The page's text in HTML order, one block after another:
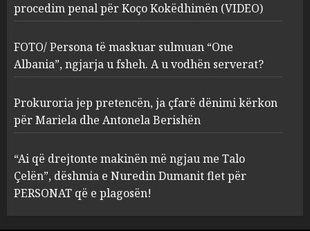
4
Prokuroria jep pretencën, ja
çfarë dënimi kërkon për
Mariela dhe Antonela
Berishën
MARCH 25, 2025
5
“Ai që drejtonte makinën më
ngjau me Talo Çelën”,
flet për PERSONAT që e
plagosën!
MARCH 25, 2025
procedim penal për Koço Kokëdhimën (VIDEO)
FOTO/ Persona të maskuar sulmuan “One
Albania”, ngjarja u fsheh. A u vodhën serverat?
Prokuroria jep pretencën, ja çfarë dënimi kërkon
për Mariela dhe Antonela Berishën
“Ai që drejtonte makinën më ngjau me Talo
Çelën”, dëshmia e Nuredin Dumanit flet për
PERSONAT që e plagosën!